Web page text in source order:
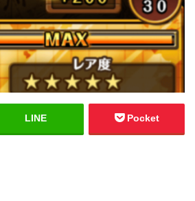
LINE Pocket